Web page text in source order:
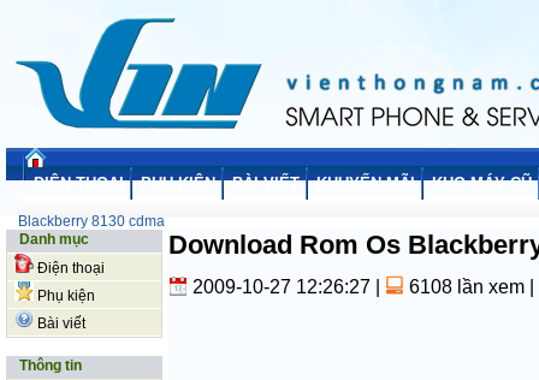
ĐIỆN THOẠI PHỤ KIỆN BÀI VIẾT KHUYẾN MÃI KHO MÁY CŨ
Blackberry 8130 cdma
Download Rom Os
2009-10-27 12:26:27 | 6108 lần xem |
Danh mục
Điện thoại
Phụ kiện
Bài viết
Thông tin